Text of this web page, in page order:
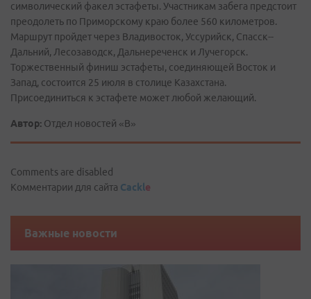
символический факел эстафеты. Участникам забега предстоит
преодолеть по Приморскому краю более 560 километров.
Маршрут пройдет через Владивосток, Уссурийск, Спасск-­
Дальний, Лесозаводск, Дальнереченск и Лучегорск.
Торжественный финиш эстафеты, соединяющей Восток и
Запад, состоится 25 июля в столице Казахстана.
Присоединиться к эстафете может любой желающий.
Автор: Отдел новостей «В»
Comments are disabled
Комментарии для сайта Cackle
Важные новости